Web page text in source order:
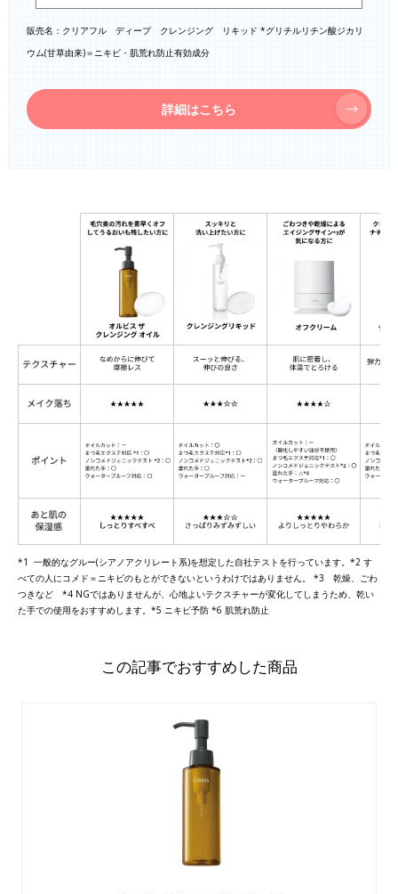
販売名：クリアフル ディープ クレンジング リキッド *グリチルリチン酸ジカリ
ウム(甘草由来)＝ニキビ・肌荒れ防止有効成分
詳細はこちら
*1 一般的なグルー(シアノアクリレート系)を想定した自社テストを行っています。*2 す
べての人にコメド＝ニキビのもとができないというわけではありません。 *3 乾燥、ごわ
つきなど *4 NGではありませんが、心地よいテクスチャーが変化してしまうため、乾い
た手での使用をおすすめします。*5 ニキビ予防 *6 肌荒れ防止
この記事でおすすめした商品